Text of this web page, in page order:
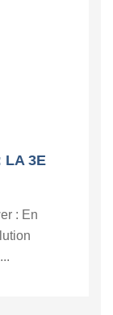
LA 3E
: En